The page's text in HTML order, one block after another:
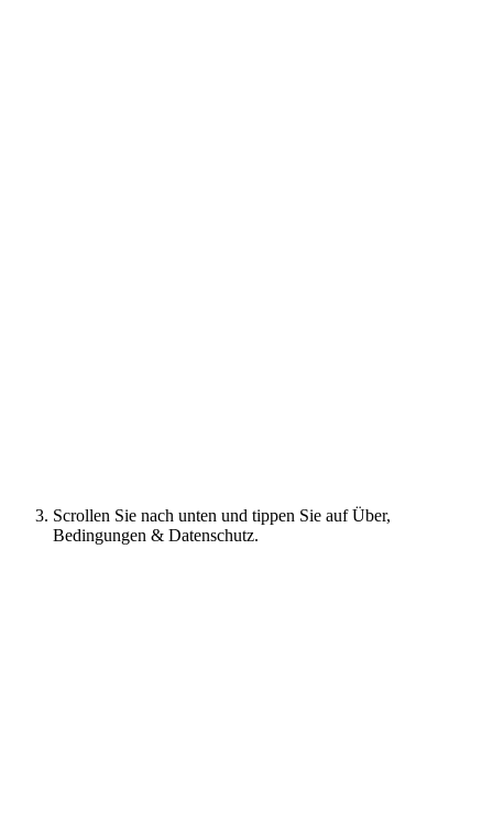
Scrollen Sie nach unten und tippen Sie auf Über,
Bedingungen & Datenschutz.